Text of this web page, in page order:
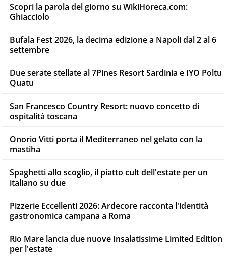
Scopri la parola del giorno su WikiHoreca.com:
Ghiacciolo
Bufala Fest 2026, la decima edizione a Napoli dal 2 al 6
settembre
Due serate stellate al 7Pines Resort Sardinia e IYO Poltu
Quatu
San Francesco Country Resort: nuovo concetto di
ospitalità toscana
Onorio Vitti porta il Mediterraneo nel gelato con la
mastiha
Spaghetti allo scoglio, il piatto cult dell'estate per un
italiano su due
Pizzerie Eccellenti 2026: Ardecore racconta l'identità
gastronomica campana a Roma
Rio Mare lancia due nuove Insalatissime Limited Edition
per l'estate